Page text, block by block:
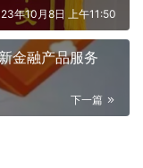
年10月8日 上午11:50
金融产品服务
下一篇